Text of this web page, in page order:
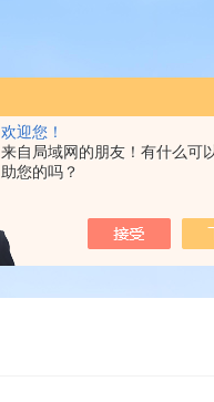
欢迎您！
来自局域网的朋友！有什么可
助您的吗？